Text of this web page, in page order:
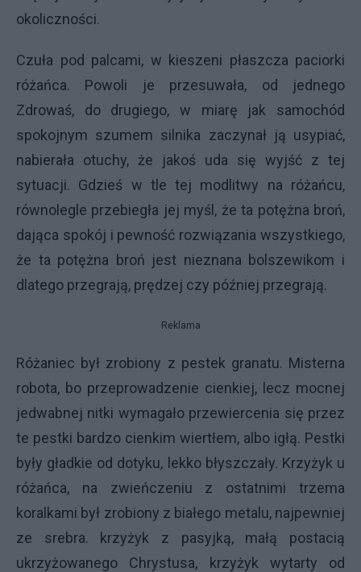
okoliczności.
Czuła pod palcami, w kieszeni płaszcza paciorki
różańca. Powoli je przesuwała, od jednego
Zdrowaś, do drugiego, w miarę jak samochód
spokojnym szumem silnika zaczynał ją usypiać,
nabierała otuchy, że jakoś uda się wyjść z tej
sytuacji. Gdzieś w tle tej modlitwy na różańcu,
równolegle przebiegła jej myśl, że ta potężna broń,
dająca spokój i pewność rozwiązania wszystkiego,
że ta potężna broń jest nieznana bolszewikom i
dlatego przegrają, prędzej czy później przegrają.
Reklama
Różaniec był zrobiony z pestek granatu. Misterna
robota, bo przeprowadzenie cienkiej, lecz mocnej
jedwabnej nitki wymagało przewiercenia się przez
te pestki bardzo cienkim wiertłem, albo igłą. Pestki
były gładkie od dotyku, lekko błyszczały. Krzyżyk u
różańca, na zwieńczeniu z ostatnimi trzema
koralkami był zrobiony z białego metalu, najpewniej
ze srebra. krzyżyk z pasyjką, małą postacią
ukrzyżowanego Chrystusa, krzyżyk wytarty od